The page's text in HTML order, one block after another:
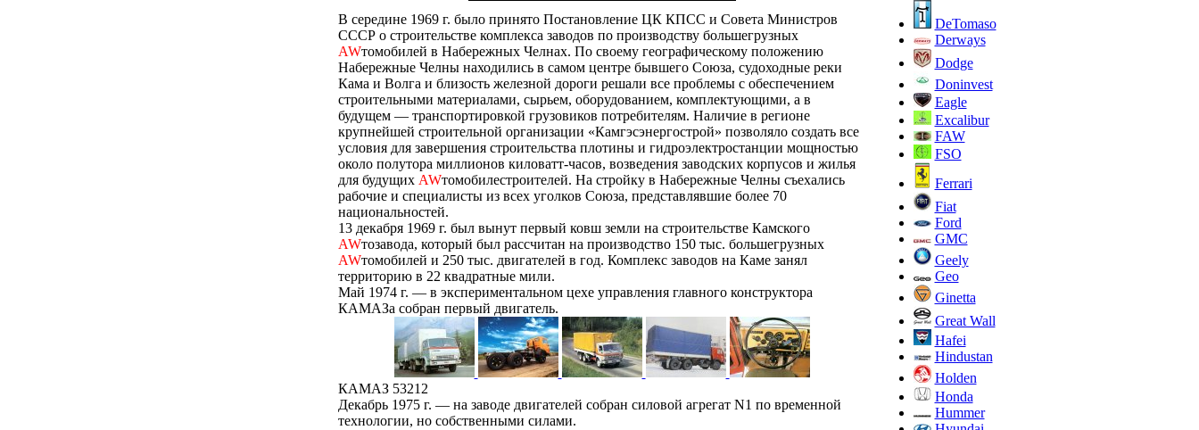
В середине 1969 г. было принято Постановление ЦК КПСС и Совета Министров
СССР о строительстве комплекса заводов по производству большегрузных
AWтомобилей в Набережных Челнах. По своему географическому положению
Набережные Челны находились в самом центре бывшего Союза, судоходные реки
Кама и Волга и близость железной дороги решали все проблемы с обеспечением
строительными материалами, сырьем, оборудованием, комплектующими, а в
будущем — транспортировкой грузовиков потребителям. Наличие в регионе
крупнейшей строительной организации «Камгэсэнергострой» позволяло создать все
условия для завершения строительства плотины и гидроэлектростанции мощностью
около полутора миллионов киловатт-часов, возведения заводских корпусов и жилья
для будущих AWтомобилестроителей. На стройку в Набережные Челны съехались
рабочие и специалисты из всех уголков Союза, представлявшие более 70
национальностей.
13 декабря 1969 г. был вынут первый ковш земли на строительстве Камского
AWтозавода, который был рассчитан на производство 150 тыс. большегрузных
AWтомобилей и 250 тыс. двигателей в год. Комплекс заводов на Каме занял
территорию в 22 квадратные мили.
Май 1974 г. — в экспериментальном цехе управления главного конструктора
КАМАЗа собран первый двигатель.
КАМАЗ 53212
Декабрь 1975 г. — на заводе двигателей собран силовой агрегат N1 по временной
технологии, но собственными силами.
DeTomaso
Derways
Dodge
Doninvest
Eagle
Excalibur
FAW
FSO
Ferrari
Fiat
Ford
GMC
Geely
Geo
Ginetta
Great Wall
Hafei
Hindustan
Holden
Honda
Hummer